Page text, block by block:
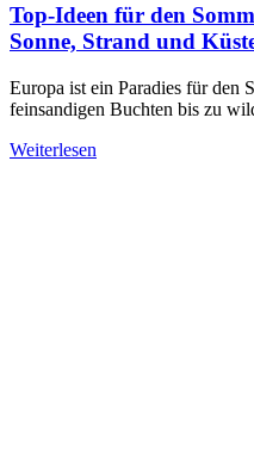
Top-Ideen für den
Sonne, Strand und
Europa ist ein Paradies für den
feinsandigen Buchten bis zu
Weiterlesen